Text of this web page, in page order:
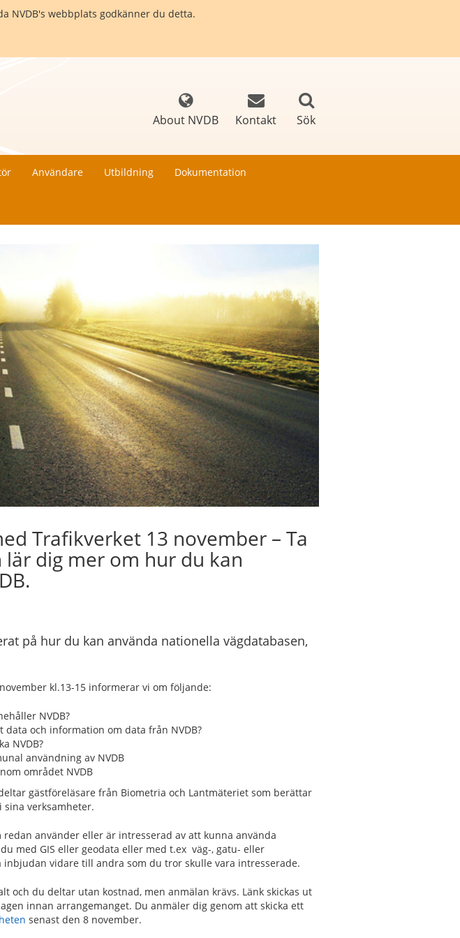
NVDB's webbplats godkänner du detta.
Sök
Användare Utbildning Dokumentation
About NVDB Kontakt
Trafikverket 13 november – Ta
lär dig mer om hur du kan
på hur du kan använda nationella vägdatabasen,
kl.13-15 informerar vi om följande:
NVDB?
data och information om data från NVDB?
NVDB?
användning av NVDB
området NVDB
gästföreläsare från Biometria och Lantmäteriet som berättar
sina verksamheter.
använder eller är intresserad av att kunna använda
med GIS eller geodata eller med t.ex väg-, gatu- eller
inbjudan vidare till andra som du tror skulle vara intresserade.
och du deltar utan kostnad, men anmälan krävs. Länk skickas ut
innan arrangemanget. Du anmäler dig genom att skicka ett
senast den 8 november.